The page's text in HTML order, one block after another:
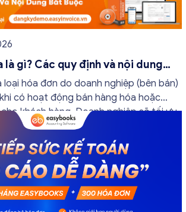
là gì? Các quy định và nội dung
loại hóa đơn do doanh nghiệp (bên bán)
có hoạt động bán hàng hóa hoặc
khách hàng. Doanh nghiệp sẽ tối ưu
và tránh được những án phạt hành
có nếu nắm rõ […]